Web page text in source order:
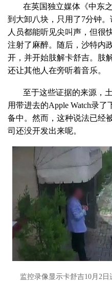
在英国独立媒体《中东
到大卸八块，只用了7分钟
人员都能听见尖叫声，但很
注射了麻醉。随后，沙特内
开，并开始肢解卡舒吉。肢
还让其他人在旁听着音乐。
至于这些证据的来源，
用带进去的Apple Watch录
备中。然而，这种说法已
司还没开发出来呢。
监控录像显示卡舒吉10月2日